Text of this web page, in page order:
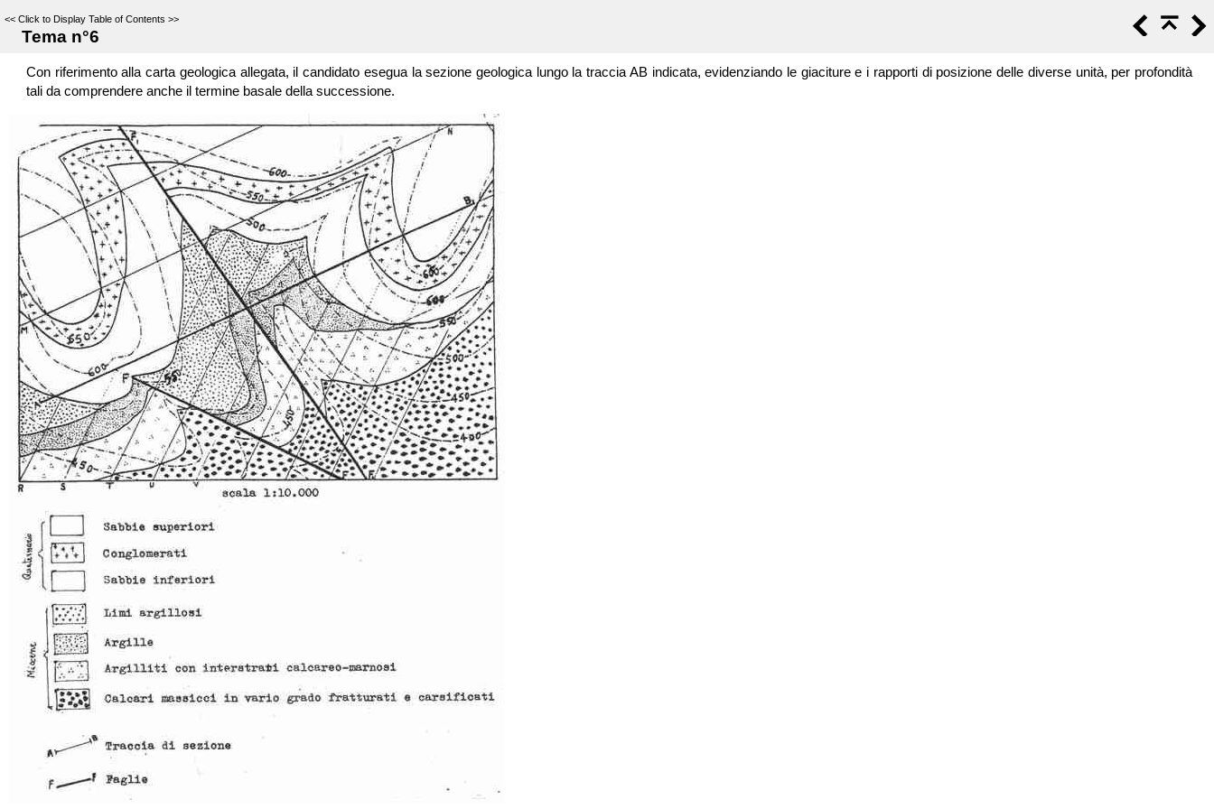
<< Click to Display Table of Contents >>
Tema n°6
Con riferimento alla carta geologica allegata, il candidato esegua la sezione geologica lungo la traccia AB indicata, evidenziando le giaciture e i rapporti di posizione delle diverse unità, per profondità
tali da comprendere anche il termine basale della successione.